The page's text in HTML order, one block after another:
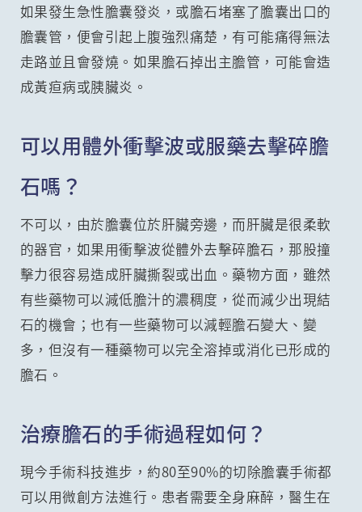
如果發生急性膽囊發炎，或膽石堵塞了膽囊出口的
膽囊管，便會引起上腹強烈痛楚，有可能痛得無法
走路並且會發燒。如果膽石掉出主膽管，可能會造
成黃疸病或胰臟炎。
可以用體外衝擊波或服藥去擊碎膽
石嗎？
不可以，由於膽囊位於肝臟旁邊，而肝臟是很柔軟
的器官，如果用衝擊波從體外去擊碎膽石，那股撞
擊力很容易造成肝臟撕裂或出血。藥物方面，雖然
有些藥物可以減低膽汁的濃稠度，從而減少出現結
石的機會；也有一些藥物可以減輕膽石變大、變
多，但沒有一種藥物可以完全溶掉或消化已形成的
膽石。
治療膽石的手術過程如何？
現今手術科技進步，約80至90%的切除膽囊手術都
可以用微創方法進行。患者需要全身麻醉，醫生在